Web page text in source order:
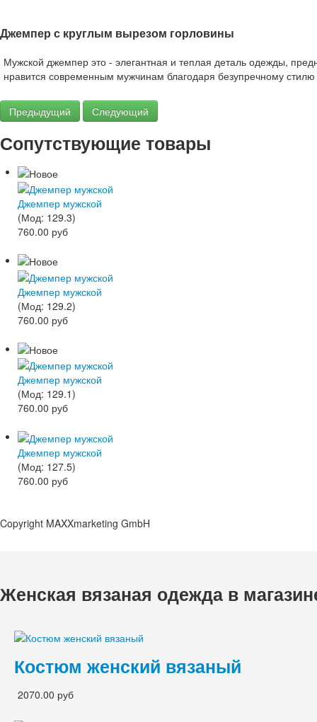
Джемпер с круглым вырезом горловины
Мужской джемпер это - элегантная и теплая деталь одежды,
нравится современным мужчинам благодаря безупречному стилю
Предыдущий Следующий
Сопутствующие товары
Джемпер мужской
(Мод: 129.3)
760.00 руб
Джемпер мужской
(Мод: 129.2)
760.00 руб
Джемпер мужской
(Мод: 129.1)
760.00 руб
Джемпер мужской
(Мод: 127.5)
760.00 руб
Copyright MAXXmarketing GmbH
Женская вязаная одежда в
Костюм женский вязаный
2070.00 руб